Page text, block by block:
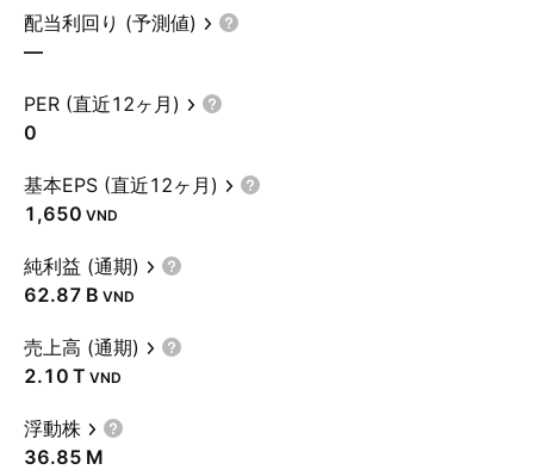
配当利回り (予測値)
—
PER (直近12ヶ月)
0
基本EPS (直近12ヶ月)
1,650 VND
純利益 (通期)
‪62.87 B‬ VND
売上高 (通期)
‪2.10 T‬ VND
浮動株
‪36.85 M‬